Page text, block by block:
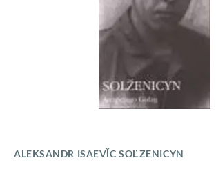
ALEKSANDR ISAEVǏC SOĽZENICYN